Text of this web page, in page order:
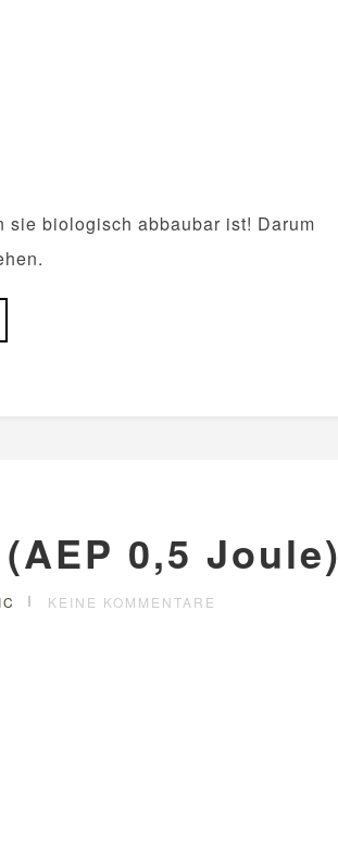
sie biologisch abbaubar ist! Darum
0,5 Joule)
KEINE KOMMENTARE